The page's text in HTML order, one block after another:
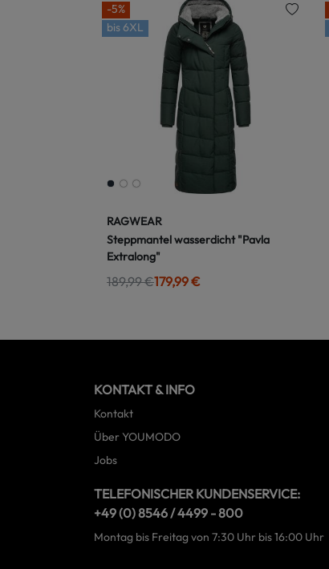
-5%
bis6XL
RAGWEAR
Steppmantel wasserdicht "Pavla
Extralong"
189,99 €179,99 €
KONTAKT & INFO
Kontakt
Über YOUMODO
Jobs
TELEFONISCHER KUNDENSERVICE:
+49 (0) 8546 / 4499 - 800
Montag bis Freitag von 7:30 Uhr bis 16:00 Uhr